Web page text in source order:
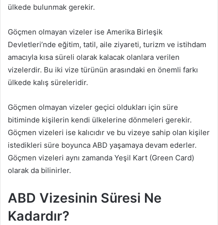
ülkede bulunmak gerekir.
Göçmen olmayan vizeler ise Amerika Birleşik
Devletleri’nde eğitim, tatil, aile ziyareti, turizm ve istihdam
amacıyla kısa süreli olarak kalacak olanlara verilen
vizelerdir. Bu iki vize türünün arasındaki en önemli farkı
ülkede kalış süreleridir.
Göçmen olmayan vizeler geçici oldukları için süre
bitiminde kişilerin kendi ülkelerine dönmeleri gerekir.
Göçmen vizeleri ise kalıcıdır ve bu vizeye sahip olan kişiler
istedikleri süre boyunca ABD yaşamaya devam ederler.
Göçmen vizeleri aynı zamanda Yeşil Kart (Green Card)
olarak da bilinirler.
ABD Vizesinin Süresi Ne
Kadardır?